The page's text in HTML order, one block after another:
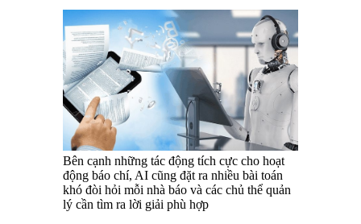
Bên cạnh những tác động tích cực cho hoạt
động báo chí, AI cũng đặt ra nhiều bài toán
khó đòi hỏi mỗi nhà báo và các chủ thể quản
lý cần tìm ra lời giải phù hợp